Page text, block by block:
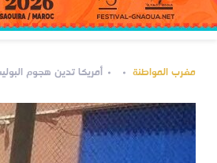
مغرب المواطنة أمريكا تدين هجوم